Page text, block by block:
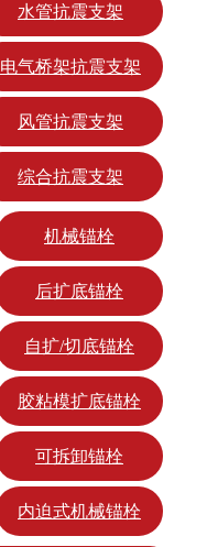
水管抗震支架
电气桥架抗震支架
风管抗震支架
综合抗震支架
机械锚栓
后扩底锚栓
自扩/切底锚栓
胶粘模扩底锚栓
可拆卸锚栓
内迫式机械锚栓